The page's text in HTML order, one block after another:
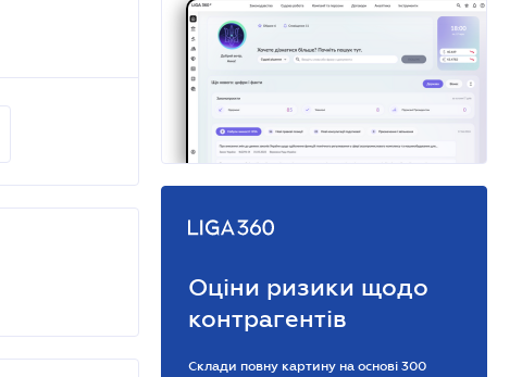
Оціни ризики щодо
контрагентів
Склади повну картину на основі 300